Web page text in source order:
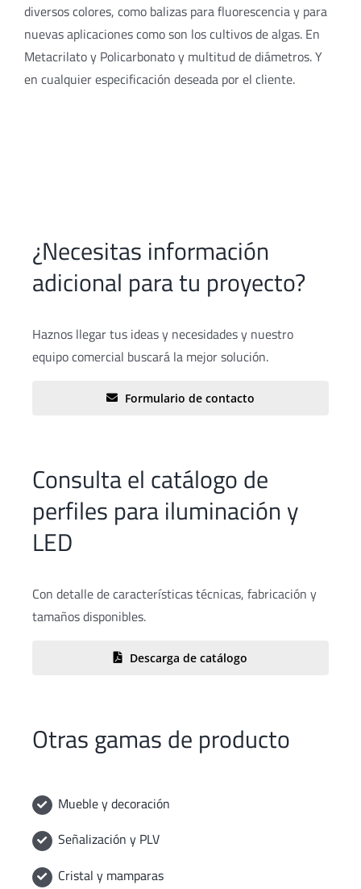
diversos colores, como balizas para fluorescencia y para
nuevas aplicaciones como son los cultivos de algas. En
Metacrilato y Policarbonato y multitud de diámetros. Y
en cualquier especificación deseada por el cliente.
¿Necesitas información
adicional para tu proyecto?
Haznos llegar tus ideas y necesidades y nuestro
equipo comercial buscará la mejor solución.
Formulario de contacto
Consulta el catálogo de
perfiles para iluminación y
LED
Con detalle de características técnicas, fabricación y
tamaños disponibles.
Descarga de catálogo
Otras gamas de producto
Mueble y decoración
Señalización y PLV
Cristal y mamparas